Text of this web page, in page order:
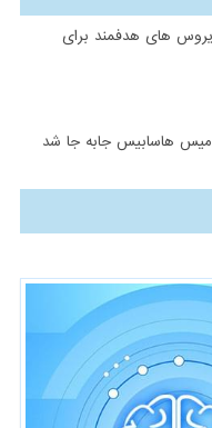
های هدفمند برای
هاسابیس جابه جا شد